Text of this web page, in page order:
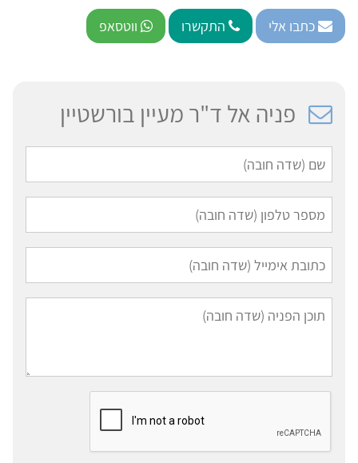
כתבו אלי התקשרו ווטסאפ
פניה אל ד"ר מעיין בורשטיין